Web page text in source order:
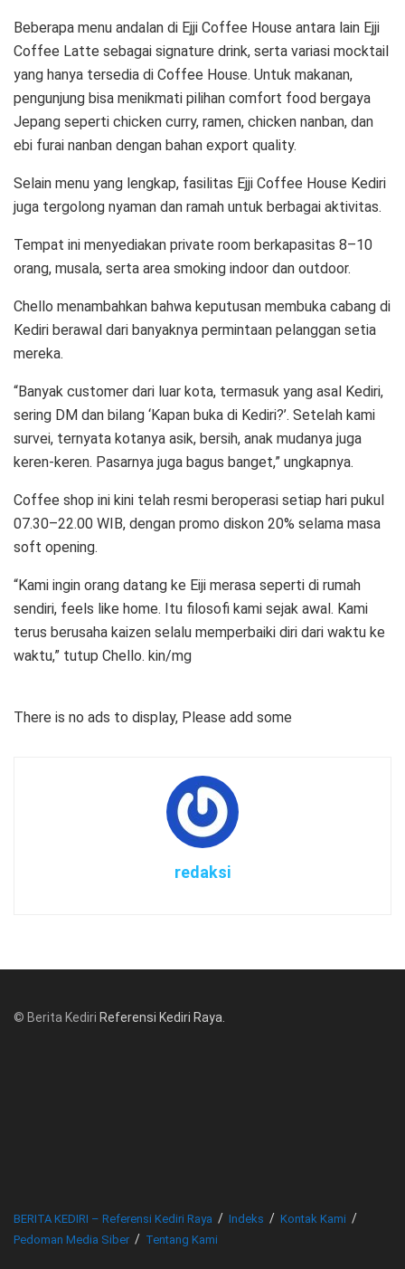
Beberapa menu andalan di Ejji Coffee House antara lain Ejji
Coffee Latte sebagai signature drink, serta variasi mocktail
yang hanya tersedia di Coffee House. Untuk makanan,
pengunjung bisa menikmati pilihan comfort food bergaya
Jepang seperti chicken curry, ramen, chicken nanban, dan
ebi furai nanban dengan bahan export quality.
Selain menu yang lengkap, fasilitas Ejji Coffee House Kediri
juga tergolong nyaman dan ramah untuk berbagai aktivitas.
Tempat ini menyediakan private room berkapasitas 8–10
orang, musala, serta area smoking indoor dan outdoor.
Chello menambahkan bahwa keputusan membuka cabang di
Kediri berawal dari banyaknya permintaan pelanggan setia
mereka.
“Banyak customer dari luar kota, termasuk yang asal Kediri,
sering DM dan bilang ‘Kapan buka di Kediri?’. Setelah kami
survei, ternyata kotanya asik, bersih, anak mudanya juga
keren-keren. Pasarnya juga bagus banget,” ungkapnya.
Coffee shop ini kini telah resmi beroperasi setiap hari pukul
07.30–22.00 WIB, dengan promo diskon 20% selama masa
soft opening.
“Kami ingin orang datang ke Eiji merasa seperti di rumah
sendiri, feels like home. Itu filosofi kami sejak awal. Kami
terus berusaha kaizen selalu memperbaiki diri dari waktu ke
waktu,” tutup Chello. kin/mg
There is no ads to display, Please add some
redaksi
© Berita Kediri Referensi Kediri Raya.
BERITA KEDIRI – Referensi Kediri Raya Indeks
Kontak Kami
Pedoman Media Siber
Tentang Kami